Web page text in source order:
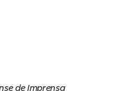
de Imprensa